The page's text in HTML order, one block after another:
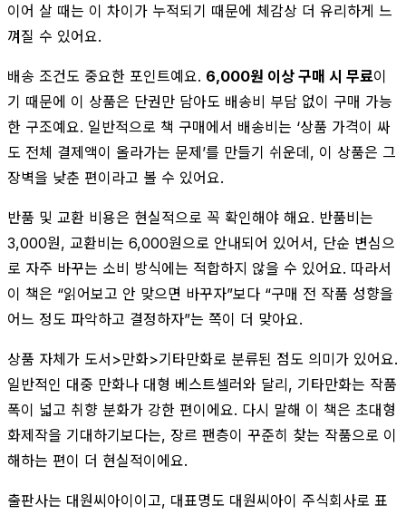
이어 살 때는 이 차이가 누적되기 때문에 체감상 더 유리하게 느
껴질 수 있어요.
배송 조건도 중요한 포인트예요. 6,000원 이상 구매 시 무료이
기 때문에 이 상품은 단권만 담아도 배송비 부담 없이 구매 가능
한 구조예요. 일반적으로 책 구매에서 배송비는 ‘상품 가격이 싸
도 전체 결제액이 올라가는 문제’를 만들기 쉬운데, 이 상품은 그
장벽을 낮춘 편이라고 볼 수 있어요.
반품 및 교환 비용은 현실적으로 꼭 확인해야 해요. 반품비는
3,000원, 교환비는 6,000원으로 안내되어 있어서, 단순 변심으
로 자주 바꾸는 소비 방식에는 적합하지 않을 수 있어요. 따라서
이 책은 “읽어보고 안 맞으면 바꾸자”보다 “구매 전 작품 성향을
어느 정도 파악하고 결정하자”는 쪽이 더 맞아요.
상품 자체가 도서>만화>기타만화로 분류된 점도 의미가 있어요.
일반적인 대중 만화나 대형 베스트셀러와 달리, 기타만화는 작품
폭이 넓고 취향 분화가 강한 편이에요. 다시 말해 이 책은 초대형
화제작을 기대하기보다는, 장르 팬층이 꾸준히 찾는 작품으로 이
해하는 편이 더 현실적이에요.
출판사는 대원씨아이이고, 대표명도 대원씨아이 주식회사로 표